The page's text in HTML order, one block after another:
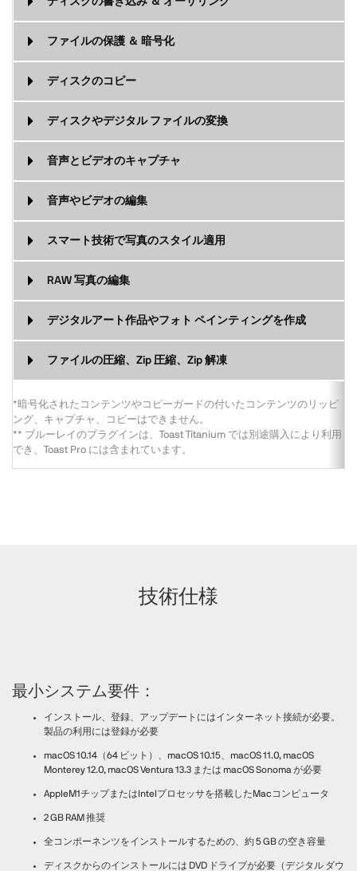
ファイルの保護 ＆ 暗号化
ディスクのコピー
ディスクやデジタル ファイルの変換
音声とビデオのキャプチャ
音声やビデオの編集
スマート技術で写真のスタイル適用
RAW 写真の編集
デジタルアート作品やフォト ペインティングを作成
ファイルの圧縮、Zip 圧縮、Zip 解凍
*暗号化されたコンテンツやコピーガードの付いたコンテンツのリッピ
ング、キャプチャ、コピーはできません。
** ブルーレイのプラグインは、Toast Titanium では別途購入により利用
でき、Toast Pro には含まれています。
技術仕様
最小システム要件：
インストール、登録、アップデートにはインターネット接続が必要。
製品の利用には登録が必要
macOS 10.14（64 ビット）、macOS 10.15、macOS 11.0, macOS
Monterey 12.0, macOS Ventura 13.3 または macOS Sonoma が必要
AppleM1チップまたはIntelプロセッサを搭載したMacコンピュータ
2 GB RAM 推奨
全コンポーネンツをインストールするための、約 5 GB の空き容量
ディスクからのインストールには DVD ドライブが必要（デジタル ダウ